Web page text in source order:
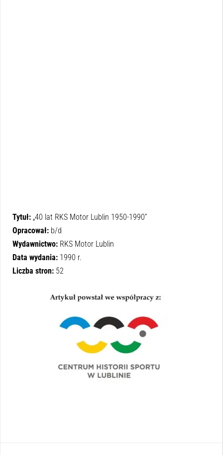
Tytuł: „40 lat RKS Motor Lublin 1950-1990”
Opracował: b/d
Wydawnictwo: RKS Motor Lublin
Data wydania: 1990 r.
Liczba stron: 52